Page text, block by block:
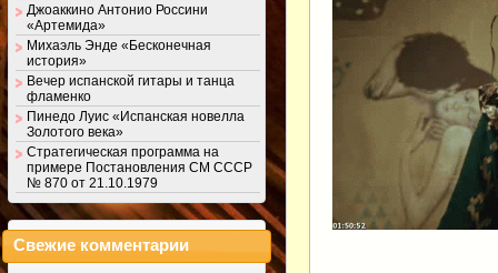
Джоаккино Антонио Россини
«Артемида»
Михаэль Энде «Бесконечная
история»
Вечер испанской гитары и танца
фламенко
Пинедо Луис «Испанская новелла
Золотого века»
Стратегическая программа на
примере Постановления СМ СССР
№ 870 от 21.10.1979
Свежие комментарии